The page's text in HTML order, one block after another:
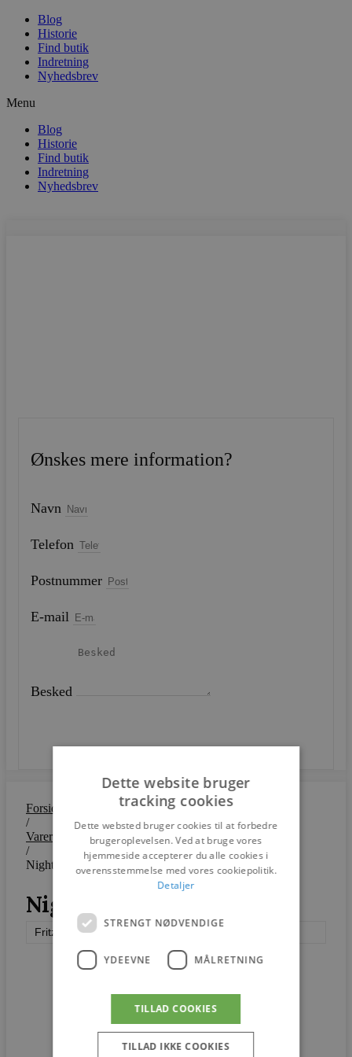
Blog
Historie
Find butik
Indretning
Nyhedsbrev
Menu
Blog
Historie
Find butik
Indretning
Nyhedsbrev
Ønskes mere information?
Navn
Telefon
Postnummer
E-mail
Besked
Forside
/
Varer
/
Night Owl™
Night Owl™
Fritz Hansen
Dette website bruger
tracking cookies
Dette websted bruger cookies til at forbedre
brugeroplevelsen. Ved at bruge vores
hjemmeside accepterer du alle cookies i
overensstemmelse med vores cookiepolitik.
Detaljer
STRENGT NØDVENDIGE
YDEEVNE MÅLRETNING
TILLAD COOKIES
TILLAD IKKE COOKIES